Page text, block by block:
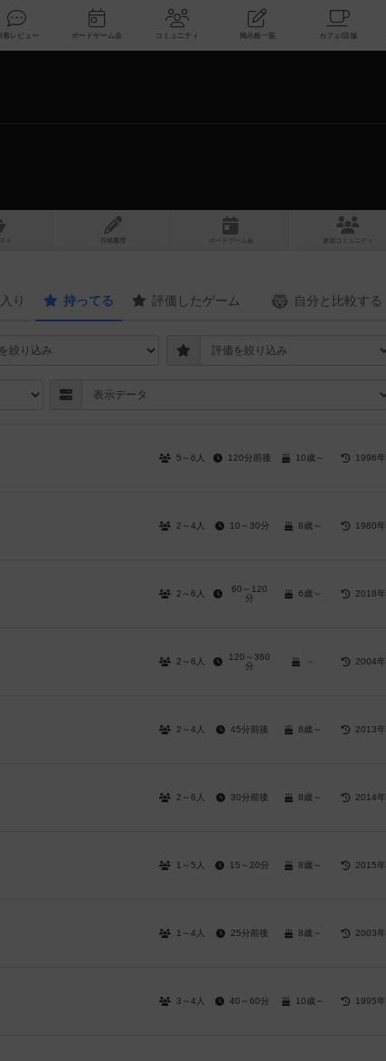
新着レビュー ボードゲーム会 コミュニティ 掲示板一覧
ト 投稿履歴 ボ ドゲ ーム コミュニティ
り 持ってる 評価したゲーム 自分と 比較する
5～6人 120分前後 10歳～ 1996年
2～4人 10～30分 8歳～ 1980年
2～6人
60～120
分
6歳～ 2018年
2～6人
120～360
分
－ 2004年
2～4人 45分前後 8歳～ 2013年
2～6人 30分前後 8歳～ 2014年
1～5人 15～20分 8歳～ 2015年
1～4人 25分前後 8歳～ 2003年
3～4人 40～60分 10歳～ 1995年